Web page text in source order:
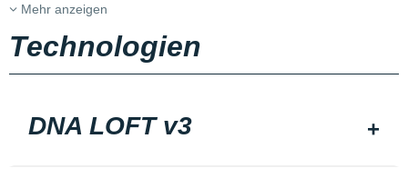
Mehr anzeigen
Technologien
DNA LOFT v3